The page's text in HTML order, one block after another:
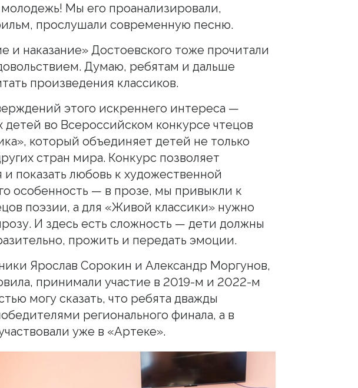
Мы его проанализировали,
прослушали современную песню.
и наказание» Достоевского тоже прочитали
Думаю, ребятам и дальше
произведения классиков.
этого искреннего интереса —
детей во Всероссийском конкурсе чтецов
который объединяет детей не только
стран мира. Конкурс позволяет
и показать любовь к художественной
особенность — в прозе, мы привыкли к
поэзии, а для «Живой классики» нужно
И здесь есть сложность — дети должны
прожить и передать эмоции.
Ярослав Сорокин и Александр Моргунов,
принимали участие в 2019-м и 2022-м
могу сказать, что ребята дважды
регионального финала, а в
уже в «Артеке».